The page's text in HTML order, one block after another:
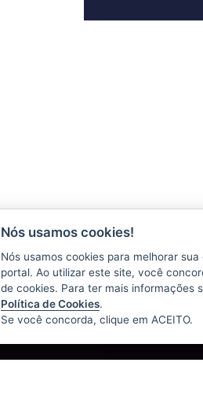
SERVIÇOS
Delegacia On-line
Nós usamos cookies!
Nós usamos cookies para melhorar
portal. Ao utilizar este site, você
de cookies. Para ter mais informações
Política de Cookies.
Se você concorda, clique em ACEITO.